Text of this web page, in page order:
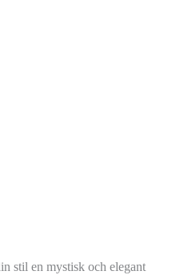
stil en mystisk och elegant